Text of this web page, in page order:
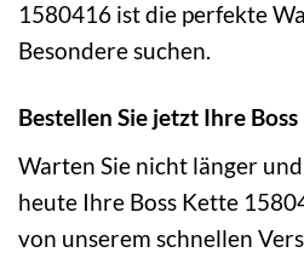
1580416 ist die perfekte
Besondere suchen.
Bestellen Sie jetzt Ihre
Warten Sie nicht länger
heute Ihre Boss Kette
von unserem schnellen